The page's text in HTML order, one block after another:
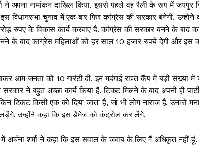
ने अपना नामांकन दाखिल किया. इससे पहले वह रैली के रूप में जयपुर
विधानसभा चुनाव में एक बार फिर कांग्रेस की सरकार बनेगी. उन्होंने
रुपए के विकास कार्य करवाए हैं. कांग्रेस की सरकार बनने के बाद
के बाद कांग्रेस महिलाओं को हर साल 10 हजार रुपये देगी और इस
आम जनता को 10 गारंटी दी. इन महंगाई राहत कैंप में बड़ी संख्या
ने बहुत अच्छा कार्य किया है. टिकट मिलने के बाद अपनी ही
टिकट किसी एक को दिया जाता है, जो भी लोग नाराज हैं. उनको
उन्होंने कहा कि इस डैमेज को कंट्रोल कर लेंगे.
शर्मा ने कहा कि इस सवाल के जवाब के लिए मैं अधिकृत नहीं हूं.